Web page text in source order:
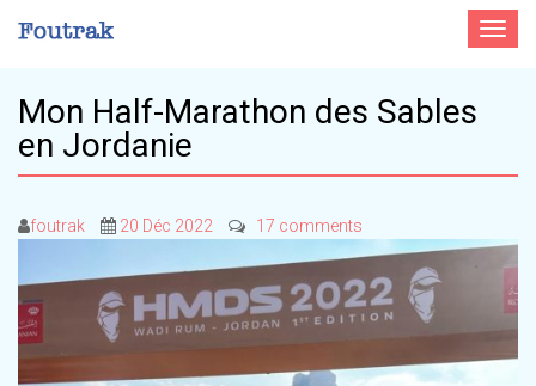
Toggle
Mon Half-Marathon des Sables
en Jordanie
foutrak 20 Déc 2022 17 comments